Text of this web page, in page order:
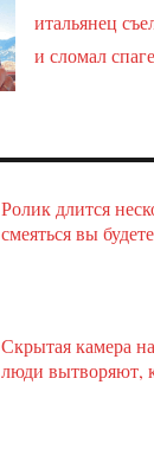
итальянец
и сломал
Ролик длится
смеяться вы
Скрытая камера
люди вытворяют,